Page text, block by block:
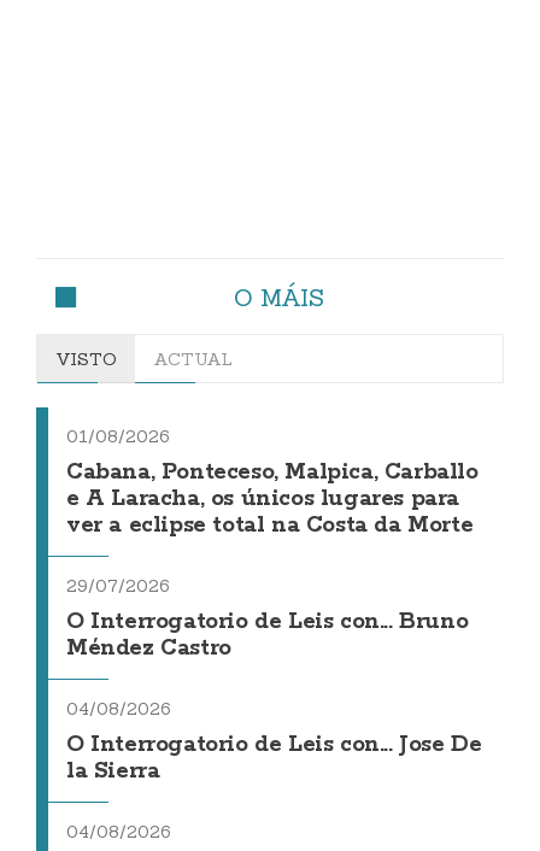
O MÁIS
VISTO ACTUAL
01/08/2026
Cabana, Ponteceso, Malpica, Carballo
e A Laracha, os únicos lugares para
ver a eclipse total na Costa da Morte
29/07/2026
O Interrogatorio de Leis con... Bruno
Méndez Castro
04/08/2026
O Interrogatorio de Leis con... Jose De
la Sierra
04/08/2026